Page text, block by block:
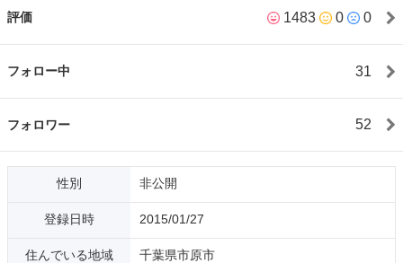
評価 1483 0 0
フォロー中 31
フォロワー 52
性別 非公開
登録日時 2015/01/27
住んでいる地域 千葉県市原市